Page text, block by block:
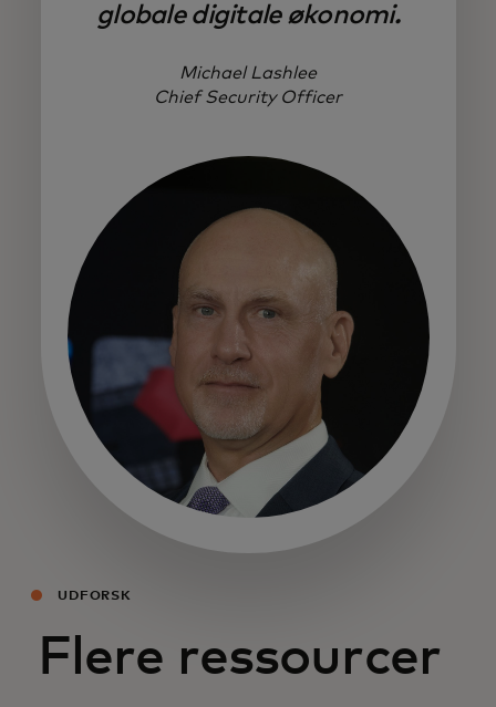
globale digitale økonomi.
Michael Lashlee
Chief Security Officer
opens in a new tab
UDFORSK
Flere ressourcer